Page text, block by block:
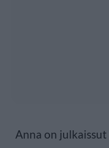
Anna on julkaissut